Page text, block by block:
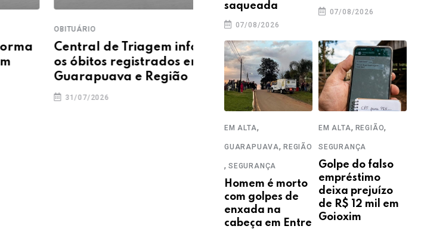
OBITUÁRIO
Central de Triagem informa
os óbitos registrados em
Guarapuava e Região
31/07/2026
OBITUÁRIO
Central de Triagem informa
os óbitos registrados em
Guarapuava e Região
30/07/2026
os
saqueada
07/08/2026
07/08/2026
EM ALTA,
GUARAPUAVA, REGIÃO
, SEGURANÇA
Homem é morto
com golpes de
enxada na
cabeça em Entre
EM ALTA, REGIÃO,
SEGURANÇA
Golpe do falso
empréstimo
deixa prejuízo
de R$ 12 mil em
Goioxim